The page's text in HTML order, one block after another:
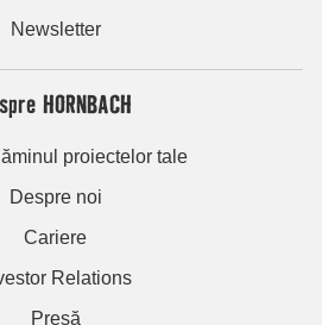
Newsletter
HORNBACH
proiectelor tale
Despre noi
Cariere
Relations
Presă